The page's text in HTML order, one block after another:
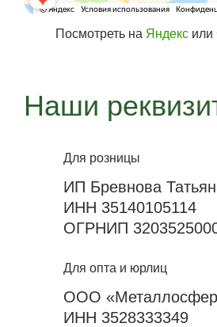
Посмотреть на Яндекс или
Наши
Для розницы
ИП Бревнова
ИНН 35140105114
ОГРНИП
Для опта и юрлиц
ООО
ИНН 3528333349